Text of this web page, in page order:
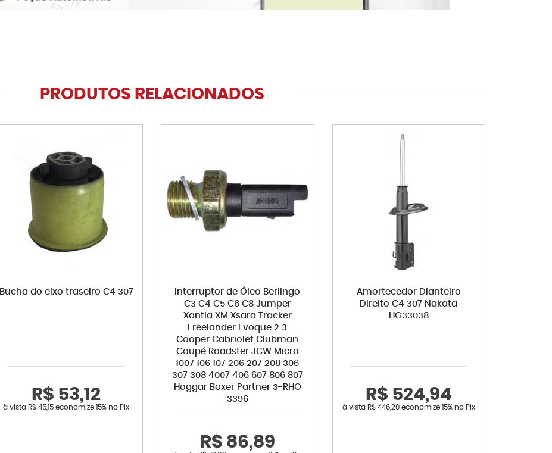
PRODUTOS RELACIONADOS
Bucha do eixo traseiro C4 307
R$ 53,12
à vista R$ 45,15 economize15% no Pix
Interruptor de Óleo Berlingo
C3 C4 C5 C6 C8 Jumper
Xantia XM Xsara Tracker
Freelander Evoque 2 3
Cooper Cabriolet Clubman
Coupé Roadster JCW Micra
1007 106 107 206 207 208 306
307 308 4007 406 607 806 807
Hoggar Boxer Partner 3-RHO
3396
R$ 86,89
Amortecedor Dianteiro
Direito C4 307 Nakata
HG33038
R$ 524,94
à vista R$ 446,20economize 15% no Pix